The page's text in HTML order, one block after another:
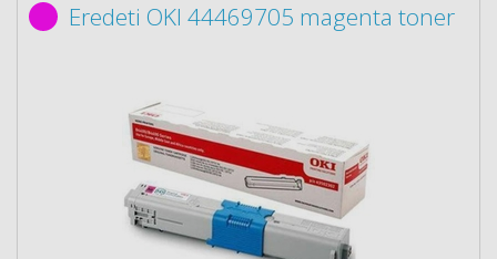
Eredeti OKI 44469705 magenta toner